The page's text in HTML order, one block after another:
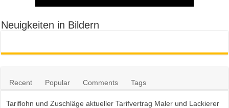
Neuigkeiten in Bildern
Recent Popular Comments Tags
Tariflohn und Zuschläge aktueller Tarifvertrag Maler und Lackierer